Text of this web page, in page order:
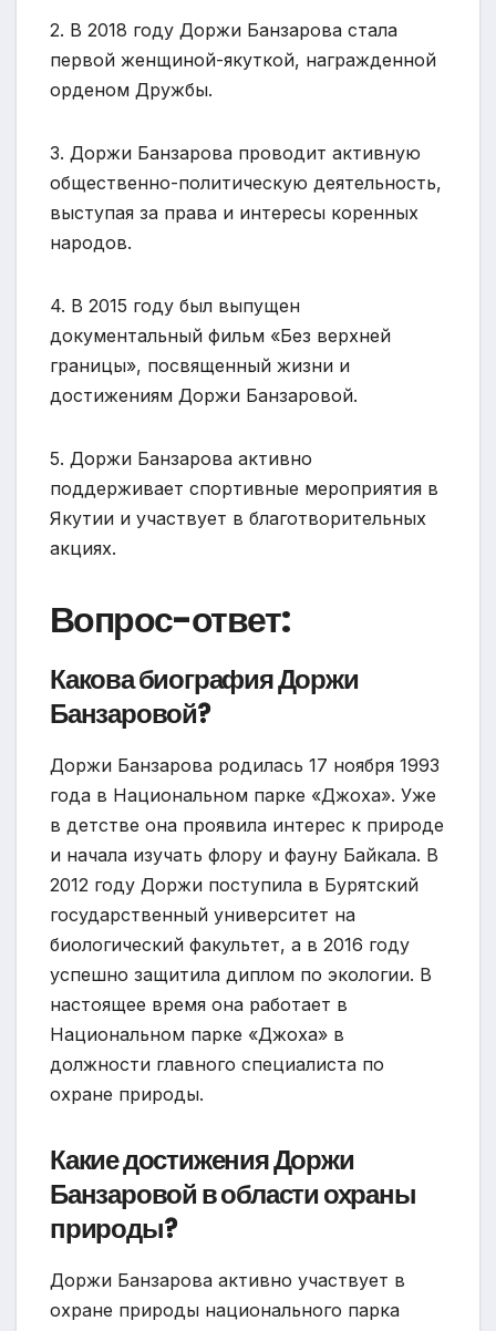
2. В 2018 году Доржи Банзарова стала
первой женщиной-якуткой, награжденной
орденом Дружбы.
3. Доржи Банзарова проводит активную
общественно-политическую деятельность,
выступая за права и интересы коренных
народов.
4. В 2015 году был выпущен
документальный фильм «Без верхней
границы», посвященный жизни и
достижениям Доржи Банзаровой.
5. Доржи Банзарова активно
поддерживает спортивные мероприятия в
Якутии и участвует в благотворительных
акциях.
Вопрос-ответ:
Какова биография Доржи
Банзаровой?
Доржи Банзарова родилась 17 ноября 1993
года в Национальном парке «Джоха». Уже
в детстве она проявила интерес к природе
и начала изучать флору и фауну Байкала. В
2012 году Доржи поступила в Бурятский
государственный университет на
биологический факультет, а в 2016 году
успешно защитила диплом по экологии. В
настоящее время она работает в
Национальном парке «Джоха» в
должности главного специалиста по
охране природы.
Какие достижения Доржи
Банзаровой в области охраны
природы?
Доржи Банзарова активно участвует в
охране природы национального парка